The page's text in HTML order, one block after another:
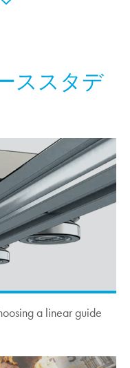
ススタデ
a linear guide